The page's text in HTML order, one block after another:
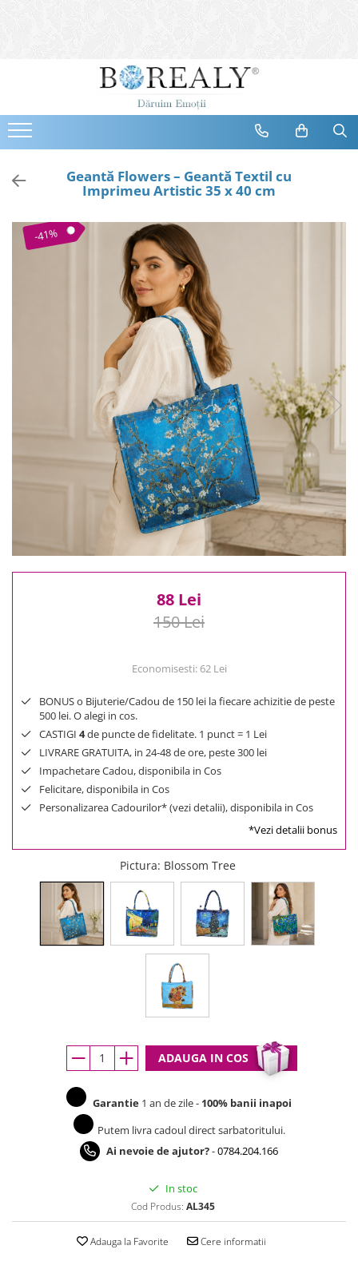
Bijuterii
Cercei
Bratari
Coliere
Tiare
Cele mai vandute
Cele mai votate
300 Lei - 500 Lei
Geantă Flowers – Geantă Textil cu
Imprimeu Artistic 35 x 40 cm
-41%
88 Lei
150 Lei
Economisesti: 62 Lei
BONUS o Bijuterie/Cadou de 150 lei la fiecare achizitie de peste
500 lei. O alegi in cos.
CASTIGI 4de puncte de fidelitate. 1 punct = 1 Lei
LIVRARE GRATUITA, in 24-48 de ore, peste 300 lei
Impachetare Cadou, disponibila in Cos
Felicitare, disponibila in Cos
Personalizarea Cadourilor* (vezi detalii), disponibila in Cos
*Vezi detalii bonus
Pictura: Blossom Tree
ADAUGA IN COS
Garantie 1 an de zile - 100% banii inapoi
Putem livra cadoul direct sarbatoritului.
Ai nevoie de ajutor?-0784.204.166
In stoc
Cod Produs: AL345
Adauga la Favorite Cere informatii